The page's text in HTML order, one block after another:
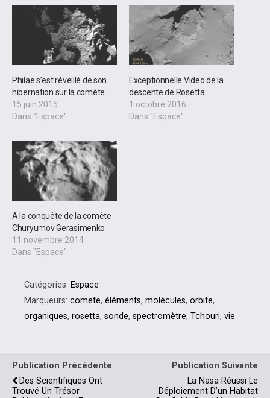
Philae s’est réveillé de son
hibernation sur la comète
15 juin 2015
Dans "Espace"
Exceptionnelle Video de la
descente de Rosetta
1 octobre 2016
Dans "Espace"
A la conquête de la comète
Churyumov Gerasimenko
11 novembre 2014
Dans "Espace"
Catégories: Espace
Marqueurs: comete, éléments, molécules, orbite,
organiques, rosetta, sonde, spectromètre, Tchouri, vie
Publication Précédente
Des Scientifiques Ont
Trouvé Un Trésor
Publication Suivante
La Nasa Réussi Le
Déploiement D’un Habitat